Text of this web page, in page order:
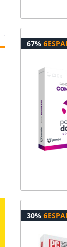
67%
30%